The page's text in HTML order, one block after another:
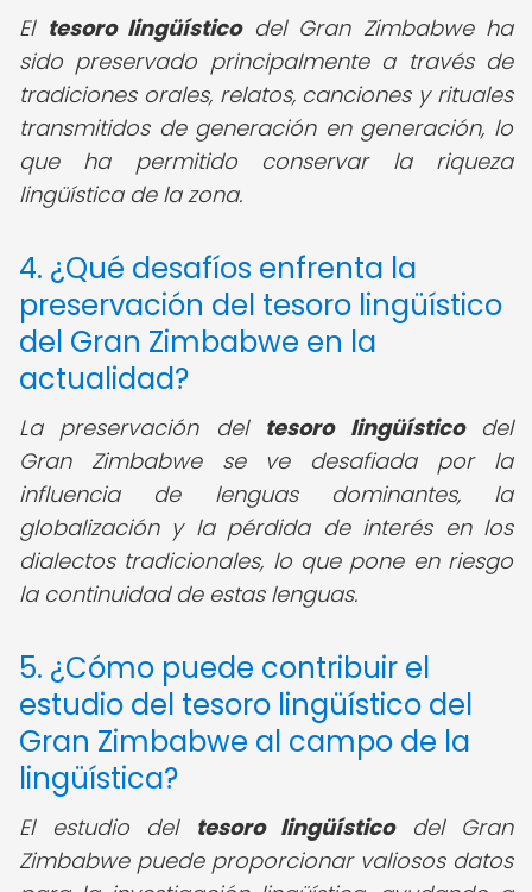
El tesoro lingüísticodel Gran Zimbabwe ha
sido preservado principalmente a través de
tradiciones orales, relatos, canciones y rituales
transmitidos de generación en generación, lo
que ha permitido conservar la riqueza
lingüística de la zona.
4. ¿Qué desafíos enfrenta la
preservación del tesoro lingüístico
del Gran Zimbabwe en la
actualidad?
La preservación del tesoro lingüísticodel
Gran Zimbabwe se ve desafiada por la
influencia de lenguas dominantes, la
globalización y la pérdida de interés en los
dialectos tradicionales, lo que pone en riesgo
la continuidad de estas lenguas.
5. ¿Cómo puede contribuir el
estudio del tesoro lingüístico del
Gran Zimbabwe al campo de la
lingüística?
El estudio del tesoro lingüísticodel Gran
Zimbabwe puede proporcionar valiosos datos